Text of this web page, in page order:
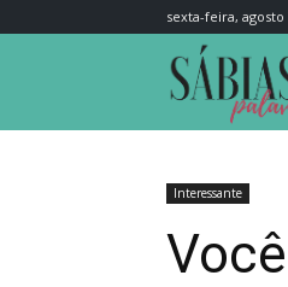
sexta-feira, agosto
Interessante